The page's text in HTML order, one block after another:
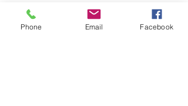
Phone Email Facebook